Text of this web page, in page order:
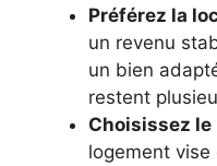
Préférez la
un revenu
un bien
restent
Choisissez
logement